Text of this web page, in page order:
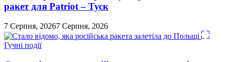
ракет для Patriot – Туск
7 Серпня, 20267 Серпня, 2026
Гучні події